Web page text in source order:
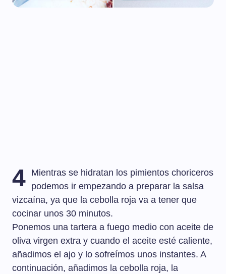
4 Mientras se hidratan los pimientos choriceros
podemos ir empezando a preparar la salsa
vizcaína, ya que la cebolla roja va a tener que
cocinar unos 30 minutos.
Ponemos una tartera a fuego medio con aceite de
oliva virgen extra y cuando el aceite esté caliente,
añadimos el ajo y lo sofreímos unos instantes. A
continuación, añadimos la cebolla roja, la